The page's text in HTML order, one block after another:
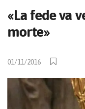
«La fede va
morte»
01/11/2016